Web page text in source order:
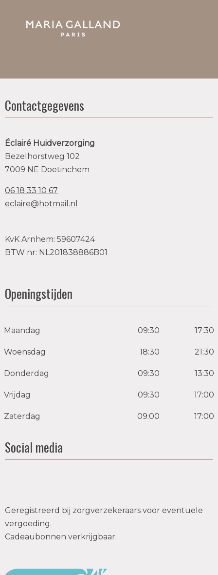
Contactgegevens
Éclairé Huidverzorging
Bezelhorstweg 102
7009 NE Doetinchem
06 18 33 10 67
eclaire@hotmail.nl
KvK Arnhem: 59607424
BTW nr: NL201838886B01
Openingstijden
Maandag 09:30 17:30
Woensdag 18:30 21:30
Donderdag 09:30 13:30
Vrijdag 09:30 17:00
Zaterdag 09:00 17:00
Social media
Geregistreerd bij zorgverzekeraars voor eventuele
vergoeding.
Cadeaubonnen verkrijgbaar.